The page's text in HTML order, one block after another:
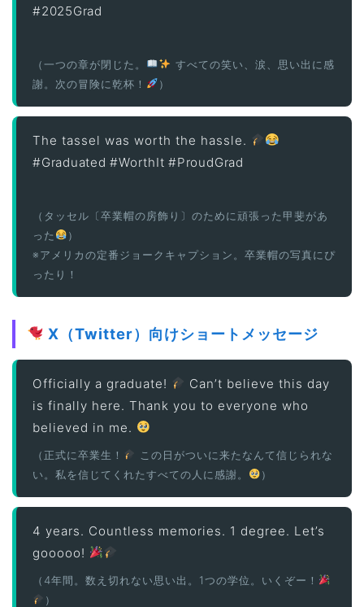
#2025Grad
（一つの章が閉じた。
すべての笑い、涙、思い出に感
謝。次の冒険に乾杯！
）
The tassel was worth the hassle.
#Graduated #WorthIt #ProudGrad
（タッセル〔卒業帽の房飾り〕のために頑張った甲斐があ
った
）
※アメリカの定番ジョークキャプション。卒業帽の写真にぴ
ったり！
X（Twitter）向けショートメッセージ
Officially a graduate!
Can’t believe this day
is finally here. Thank you to everyone who
believed in me.
（正式に卒業生！
この日がついに来たなんて信じられな
い。私を信じてくれたすべての人に感謝。
）
4 years. Countless memories. 1 degree. Let’s
gooooo!
（4年間。数え切れない思い出。1つの学位。いくぞー！
）
ホーム
原田高志の”ほぼ日刊”英語